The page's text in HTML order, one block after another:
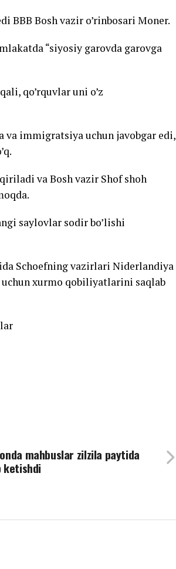
BBB Bosh vazir o’rinbosari Moner.
“siyosiy garovda garovga
qo’rquvlar uni o’z
immigratsiya uchun javobgar edi,
va Bosh vazir Shof shoh
saylovlar sodir bo’lishi
Schoefning vazirlari Niderlandiya
uchun xurmo qobiliyatlarini saqlab
mahbuslar zilzila paytida
ketishdi